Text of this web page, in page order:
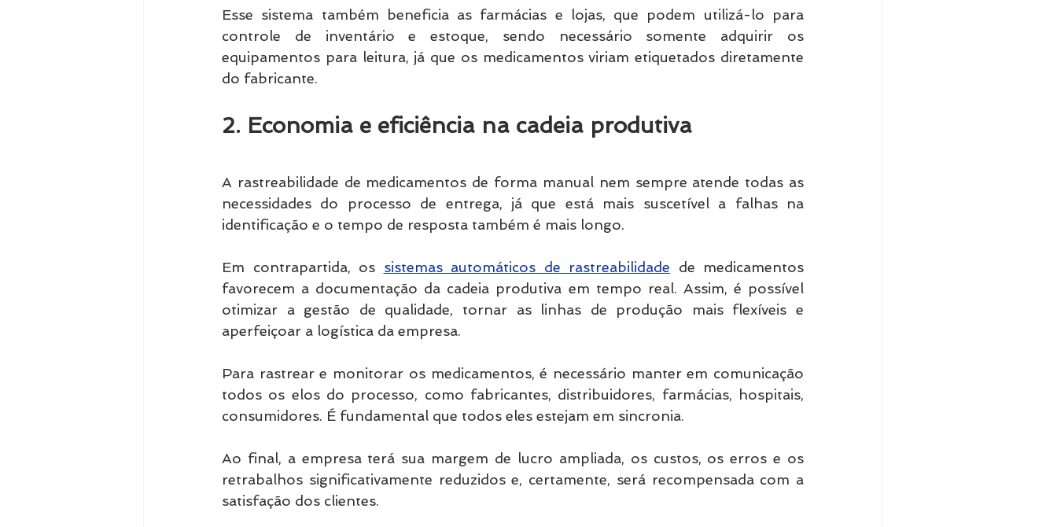
Esse sistema também beneficia as farmácias e lojas, que podem utilizá-lo para
controle de inventário e estoque, sendo necessário somente adquirir os
equipamentos para leitura, já que os medicamentos viriam etiquetados diretamente
do fabricante.
2. Economia e eficiência na cadeia produtiva
A rastreabilidade de medicamentos de forma manual nem sempre atende todas as
necessidades do processo de entrega, já que está mais suscetível a falhas na
identificação e o tempo de resposta também é mais longo.
Em contrapartida, os sistemas automáticos de rastreabilidade de medicamentos
favorecem a documentação da cadeia produtiva em tempo real. Assim, é possível
otimizar a gestão de qualidade, tornar as linhas de produção mais flexíveis e
aperfeiçoar a logística da empresa.
Para rastrear e monitorar os medicamentos, é necessário manter em comunicação
todos os elos do processo, como fabricantes, distribuidores, farmácias, hospitais,
consumidores. É fundamental que todos eles estejam em sincronia.
Ao final, a empresa terá sua margem de lucro ampliada, os custos, os erros e os
retrabalhos significativamente reduzidos e, certamente, será recompensada com a
satisfação dos clientes.